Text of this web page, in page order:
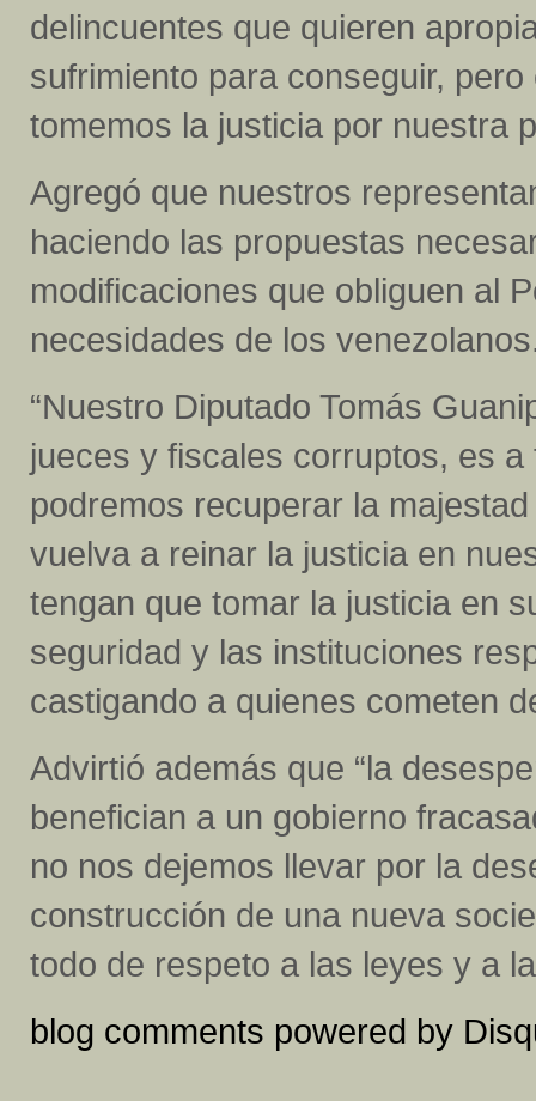
delincuentes que quieren
sufrimiento para conseguir,
tomemos la justicia por nuestra
Agregó que nuestros
haciendo las propuestas
modificaciones que obliguen al
necesidades de los
“Nuestro Diputado Tomás
jueces y fiscales corruptos, es
podremos recuperar la
vuelva a reinar la justicia en
tengan que tomar la justicia en
seguridad y las instituciones
castigando a quienes cometen
Advirtió además que “la
benefician a un gobierno
no nos dejemos llevar por la
construcción de una nueva
todo de respeto a las leyes y a
blog comments powered by